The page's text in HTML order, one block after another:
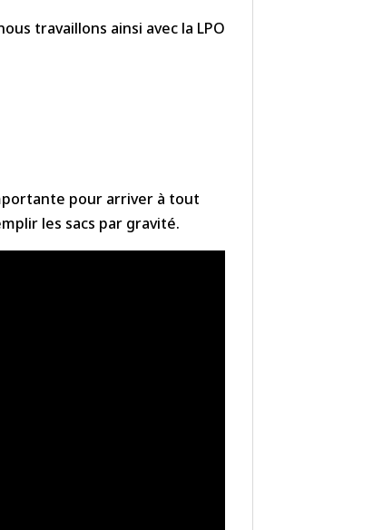
travaillons ainsi avec la LPO
pour arriver à tout
les sacs par gravité.